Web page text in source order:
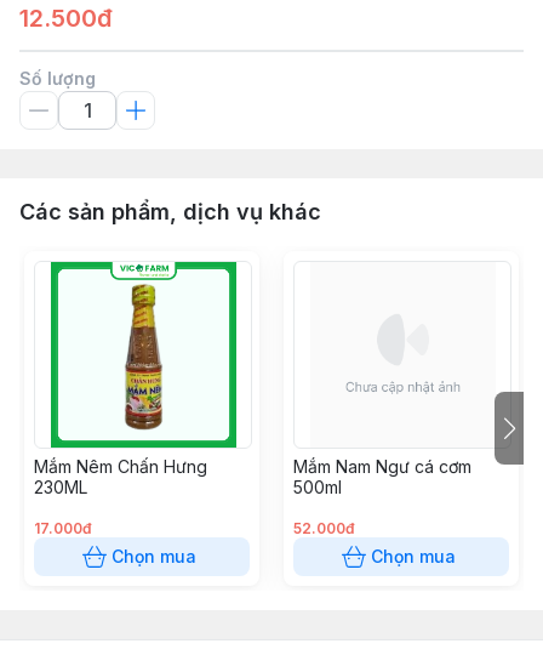
12.500đ
Số lượng
Các sản phẩm, dịch vụ khác
Mắm Nêm Chấn Hưng
230ML
17.000đ
Chọn mua
Mắm Nam Ngư cá cơm
500ml
52.000đ
Chọn mua